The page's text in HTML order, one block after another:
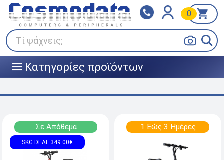
Τί ψάχνεις;
0
||| Κατηγορίες προϊόντων
Klarna
Πληρώστε σε 3
άτοκες δόσεις
BOX NOW
Σε Απόθεμα
SKG DEAL 349.00€
1 Εώς 3 Ημέρες